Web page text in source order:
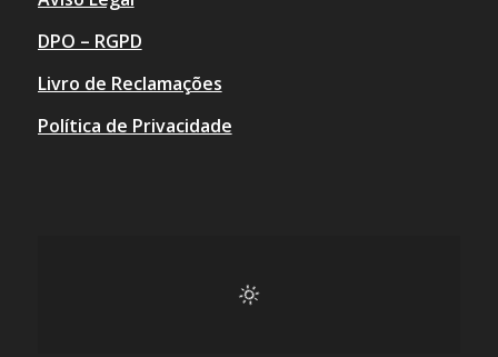
DPO – RGPD
Livro de Reclamações
Política de Privacidade